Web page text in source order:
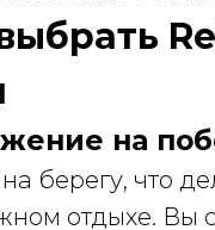
на
берегу, что
отдыхе.